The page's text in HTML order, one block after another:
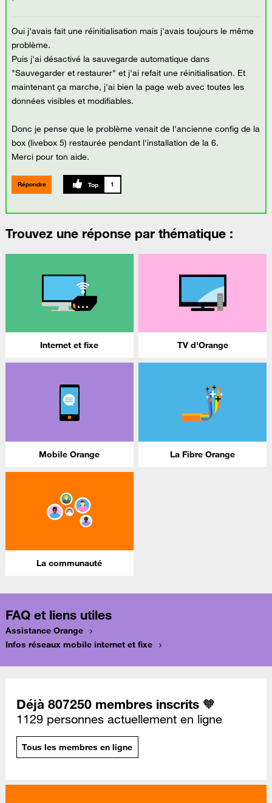
Oui j'avais fait une réinitialisation mais j'avais toujours le même
problème.
Puis j'ai désactivé la sauvegarde automatique dans
"Sauvegarder et restaurer" et j'ai refait une réinitialisation. Et
maintenant ça marche, j'ai bien la page web avec toutes les
données visibles et modifiables.
Donc je pense que le problème venait de l'ancienne config de la
box (livebox 5) restaurée pendant l'installation de la 6.
Merci pour ton aide.
Répondre 1
Trouvez une réponse par thématique :
Internet et fixe TV d'Orange
Mobile Orange La Fibre Orange
La communauté
FAQ et liens utiles
Assistance Orange
Infos réseaux mobile internet et fixe
Déjà 807250 membres inscrits 🧡
1129 personnes actuellement en ligne
Tous les membres en ligne